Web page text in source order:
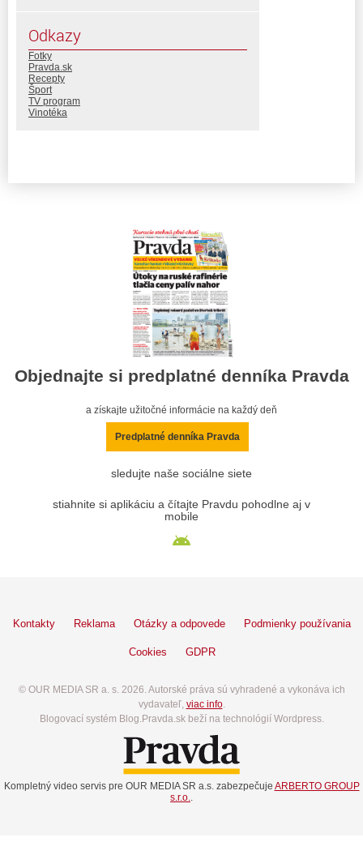
Odkazy
Fotky
Pravda.sk
Recepty
Šport
TV program
Vinotéka
Objednajte si predplatné denníka Pravda
a získajte užitočné informácie na každý deň
Predplatné denníka Pravda
sledujte naše sociálne siete
stiahnite si aplikáciu a čítajte Pravdu pohodlne aj v
mobile
Kontakty Reklama Otázky a odpovede Podmienky používania
Cookies GDPR
© OUR MEDIA SR a. s. 2026. Autorské práva sú vyhradené a vykonáva ich
vydavateľ, viac info.
Blogovací systém Blog.Pravda.sk beží na technológií Wordpress.
Kompletný video servis pre OUR MEDIA SR a.s. zabezpečuje ARBERTO GROUP
s.r.o..